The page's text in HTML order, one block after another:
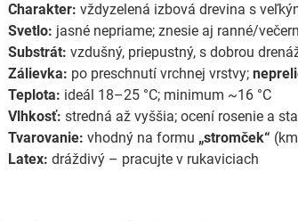
Charakter: vždyzelená izbová drevina s
Svetlo: jasné nepriame; znesie aj ranné/
Substrát: vzdušný, priepustný, s dobrou
Zálievka: po preschnutí vrchnej vrstvy;
Teplota: ideál 18–25 °C; minimum ~16 °C
Vlhkosť: stredná až vyššia; ocení rosenie a
Tvarovanie: vhodný na formu „stromček“
Latex: dráždivý – pracujte v rukaviciach